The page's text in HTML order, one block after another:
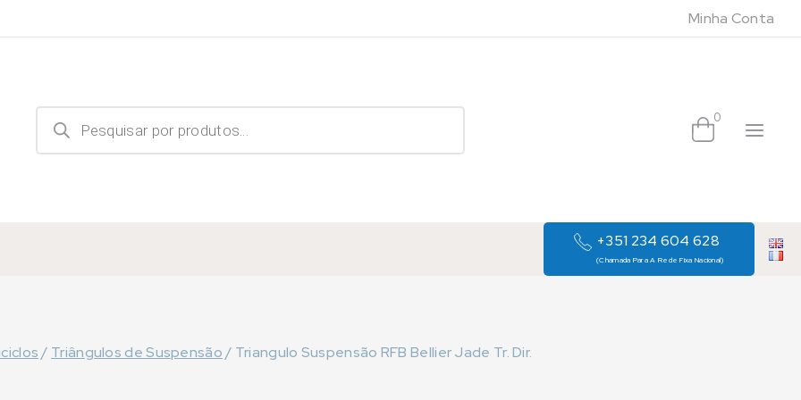
Minha Conta
Products
search 0
+351 234 604 628
(Chamada Para A Rede Fixa Nacional)
/ Triângulos de Suspensão / Triangulo Suspensão RFB Bellier Jade Tr. Dir.